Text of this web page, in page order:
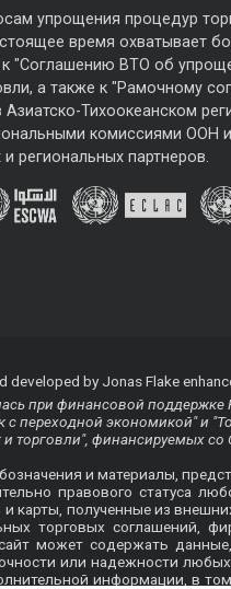
упрощения процедур
время охватывает
"Соглашению ВТО об
а также к "Рамочному
Тихоокеанском
комиссиями
региональных партнеров.
by Jonas Flake
при финансовой
переходной экономикой" и
торговли", финансируемых
и материалы,
правового статуса
карты, полученные из
торговых соглашений,
может содержать
или надежности
информации, в